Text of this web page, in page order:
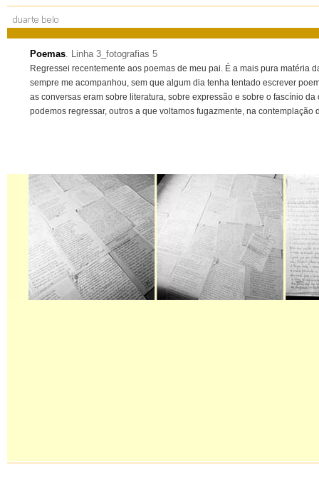
Poemas. Linha 3_fotografias 5
Regressei recentemente aos poemas de meu pai. É a mais pura matéria
sempre me acompanhou, sem que algum dia tenha tentado escrever
as conversas eram sobre literatura, sobre expressão e sobre o fascínio
podemos regressar, outros a que voltamos fugazmente, na contemplação